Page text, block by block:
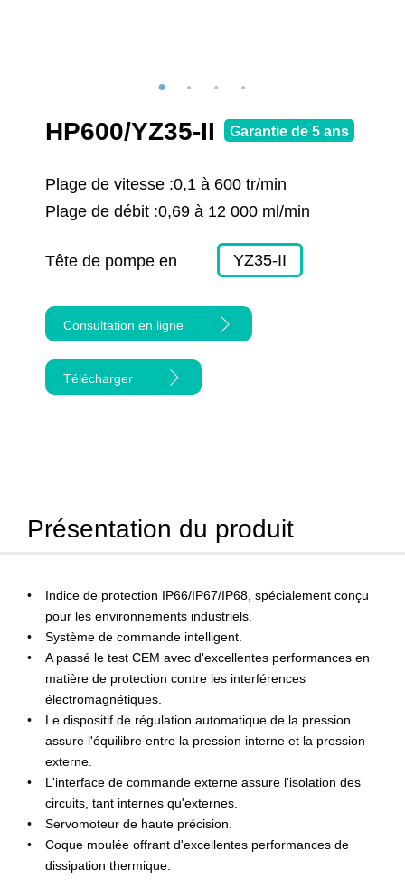
HP600/YZ35-II Garantie de 5 ans
Plage de vitesse :0,1 à 600 tr/min
Plage de débit :0,69 à 12 000 ml/min
Tête de pompe en
YZ35-II
Consultation en ligne
Télécharger
Présentation du produit
Indice de protection IP66/IP67/IP68, spécialement conçu
pour les environnements industriels.
Système de commande intelligent.
A passé le test CEM avec d'excellentes performances en
matière de protection contre les interférences
électromagnétiques.
Le dispositif de régulation automatique de la pression
assure l'équilibre entre la pression interne et la pression
externe.
L'interface de commande externe assure l'isolation des
circuits, tant internes qu'externes.
Servomoteur de haute précision.
Coque moulée offrant d'excellentes performances de
dissipation thermique.